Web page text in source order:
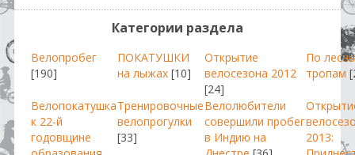
Категории раздела
Велопробег
[190]
ПОКАТУШКИ
на лыжах [10]
Открытие
велосезона 2012
[24]
По
тропам
Велопокатушка
к 22-й
годовщине
Тренировочные
велопрогулки
[33]
Велолюбители
совершили пробег
в Индию на
2013: